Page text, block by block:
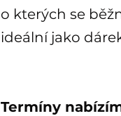
o kterých se
ideální jako
Termíny